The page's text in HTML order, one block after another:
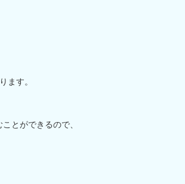
ます。
とができるので、